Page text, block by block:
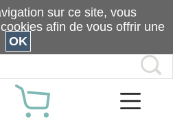
sur ce site, vous
afin de vous offrir une
OK